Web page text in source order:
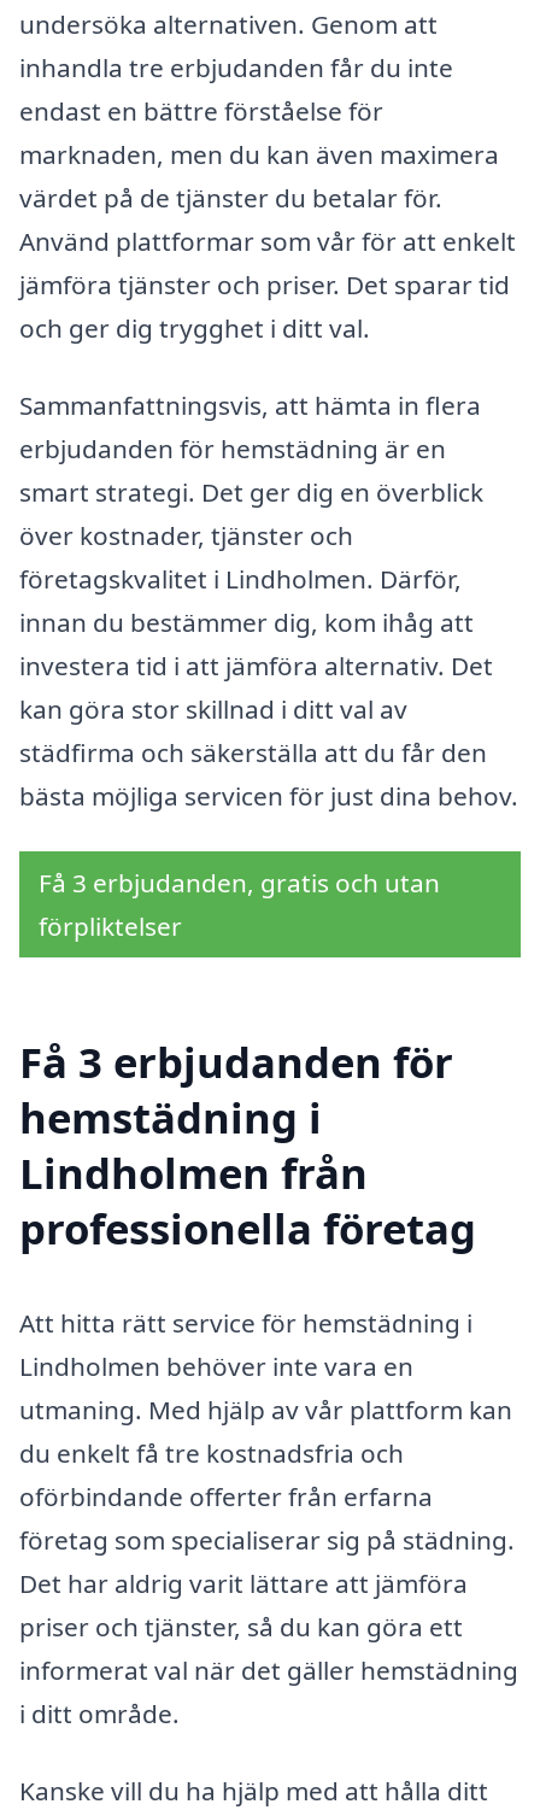
undersöka alternativen. Genom att
inhandla tre erbjudanden får du inte
endast en bättre förståelse för
marknaden, men du kan även maximera
värdet på de tjänster du betalar för.
Använd plattformar som vår för att enkelt
jämföra tjänster och priser. Det sparar tid
och ger dig trygghet i ditt val.
Sammanfattningsvis, att hämta in flera
erbjudanden för hemstädning är en
smart strategi. Det ger dig en överblick
över kostnader, tjänster och
företagskvalitet i Lindholmen. Därför,
innan du bestämmer dig, kom ihåg att
investera tid i att jämföra alternativ. Det
kan göra stor skillnad i ditt val av
städfirma och säkerställa att du får den
bästa möjliga servicen för just dina behov.
Få 3 erbjudanden, gratis och utan
förpliktelser
Få 3 erbjudanden för
hemstädning i
Lindholmen från
professionella företag
Att hitta rätt service för hemstädning i
Lindholmen behöver inte vara en
utmaning. Med hjälp av vår plattform kan
du enkelt få tre kostnadsfria och
oförbindande offerter från erfarna
företag som specialiserar sig på städning.
Det har aldrig varit lättare att jämföra
priser och tjänster, så du kan göra ett
informerat val när det gäller hemstädning
i ditt område.
Kanske vill du ha hjälp med att hålla ditt